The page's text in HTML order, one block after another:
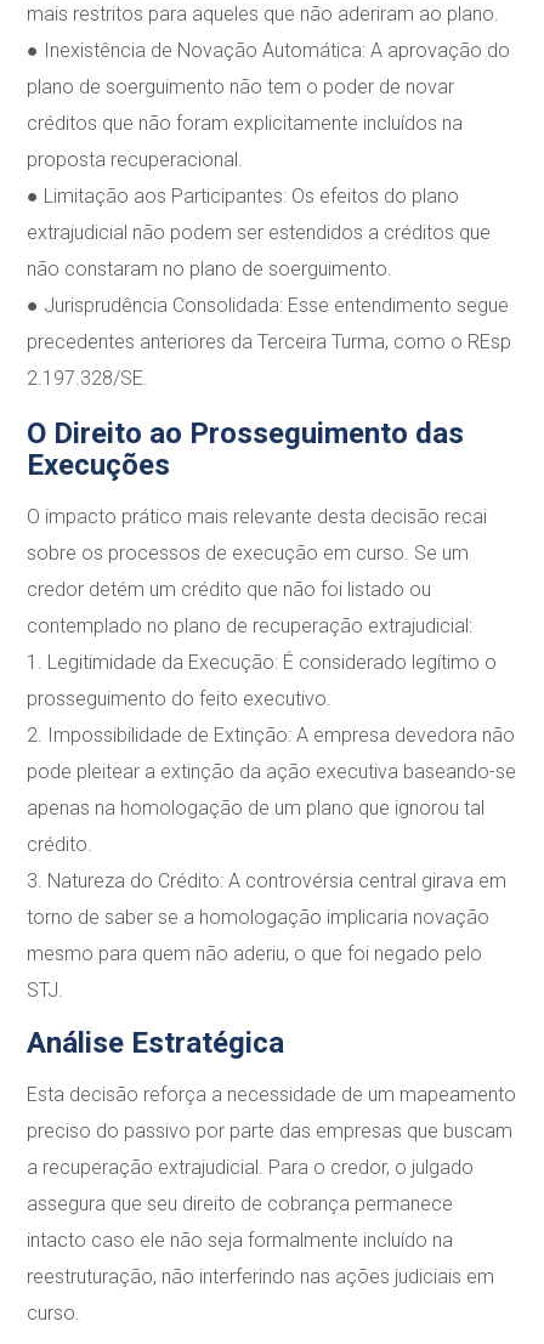
mais restritos para aqueles que não aderiram ao plano.
● Inexistência de Novação Automática: A aprovação do
plano de soerguimento não tem o poder de novar
créditos que não foram explicitamente incluídos na
proposta recuperacional.
● Limitação aos Participantes: Os efeitos do plano
extrajudicial não podem ser estendidos a créditos que
não constaram no plano de soerguimento.
● Jurisprudência Consolidada: Esse entendimento segue
precedentes anteriores daTerceira Turma, como o REsp
2.197.328/SE.
O Direito ao Prosseguimento das
Execuções
O impacto prático mais relevante desta decisão recai
sobre os processos de execução em curso. Se um
credor detém um crédito que não foi listado ou
contemplado no plano de recuperação extrajudicial:
1.
Legitimidade da Execução: É considerado legítimo o
prosseguimento do feito executivo.
2. Impossibilidade de Extinção: A empresa devedora não
pode pleitear a extinção da ação executiva baseando-se
apenas na homologação de um plano que ignorou tal
crédito.
3. Natureza do Crédito: A controvérsia central girava em
torno de saber se a homologação implicaria novação
mesmo para quem não aderiu, o que foi negado pelo
STJ.
Análise Estratégica
Esta decisão reforça a necessidade de um mapeamento
preciso do passivo por parte das empresas que buscam
a recuperação extrajudicial. Para o credor, o julgado
assegura que seu direito de cobrança permanece
intacto caso ele não seja formalmente incluído na
reestruturação, não interferindo nas ações judiciais em
curso.